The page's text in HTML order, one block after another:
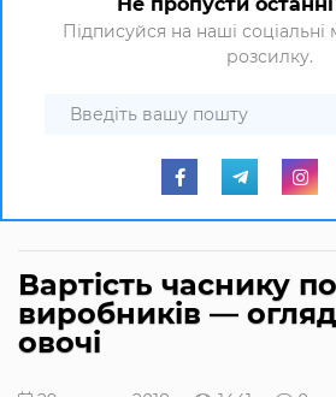
Підписуйся на наші
розсилку.
Вартість часнику
виробників —
овочі